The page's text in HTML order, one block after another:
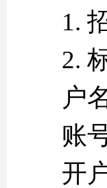
1.
2.
户
账
开